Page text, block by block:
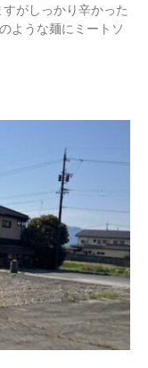
がしっかり辛かった
ような麺にミートソ